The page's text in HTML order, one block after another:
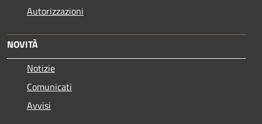
Autorizzazioni
NOVITÀ
Notizie
Comunicati
Avvisi